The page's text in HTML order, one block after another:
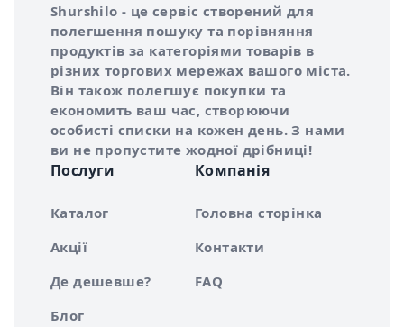
Про сервіс Shurshilo
Shurshilo - це сервіс створений для
полегшення пошуку та порівняння
продуктів за категоріями товарів в
різних торгових мережах вашого міста.
Він також полегшує покупки та
економить ваш час, створюючи
особисті списки на кожен день. З нами
ви не пропустите жодної дрібниці!
Послуги
Каталог
Акції
Де дешевше?
Блог
Компанія
Головна сторінка
Контакти
FAQ